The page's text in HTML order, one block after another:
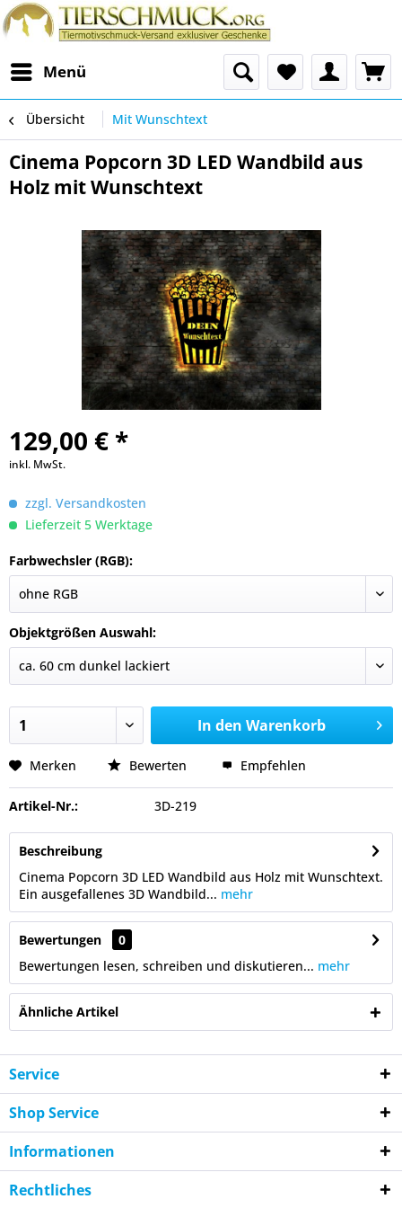
Menü
Übersicht Mit Wunschtext
Cinema Popcorn 3D LED Wandbild aus
Holz mit Wunschtext
129,00 € *
inkl. MwSt.
zzgl. Versandkosten
Lieferzeit 5 Werktage
Farbwechsler (RGB):
Objektgrößen Auswahl:
In den Warenkorb
Merken Bewerten Empfehlen
Artikel-Nr.: 3D-219
Beschreibung
Cinema Popcorn 3D LED Wandbild aus Holz mit Wunschtext.
Ein ausgefallenes 3D Wandbild... mehr
Bewertungen
0
Bewertungen lesen, schreiben und diskutieren... mehr
Ähnliche Artikel
Service
Shop Service
Informationen
Rechtliches